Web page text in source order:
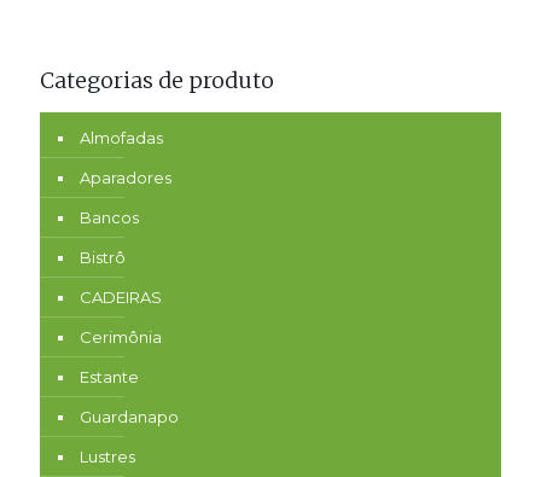
Categorias de produto
Almofadas
Aparadores
Bancos
Bistrô
CADEIRAS
Cerimônia
Estante
Guardanapo
Lustres